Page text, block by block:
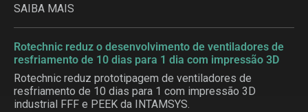
SAIBA MAIS
Rotechnic reduz o desenvolvimento de ventiladores de
resfriamento de 10 dias para 1 dia com impressão 3D
Rotechnic reduz prototipagem de ventiladores de
resfriamento de 10 dias para 1 com impressão 3D
industrial FFF e PEEK da INTAMSYS.